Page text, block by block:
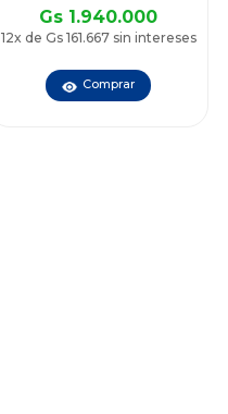
Gs 1.940.000
12x de Gs 161.667 sin intereses
Comprar